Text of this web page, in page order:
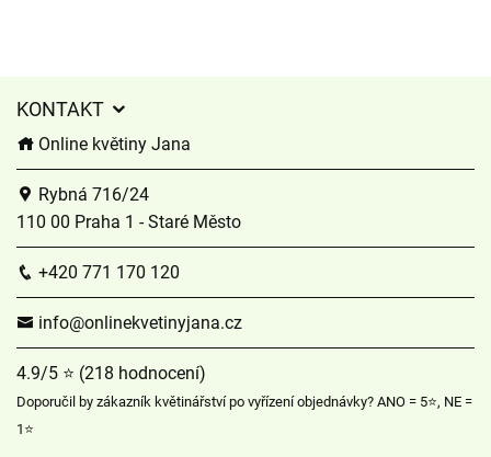
KONTAKT
Online květiny Jana
Rybná 716/24
110 00 Praha 1 - Staré Město
+420 771 170 120
info@onlinekvetinyjana.cz
4.9/5 ⭐ (218 hodnocení)
Doporučil by zákazník květinářství po vyřízení objednávky? ANO = 5⭐, NE =
1⭐